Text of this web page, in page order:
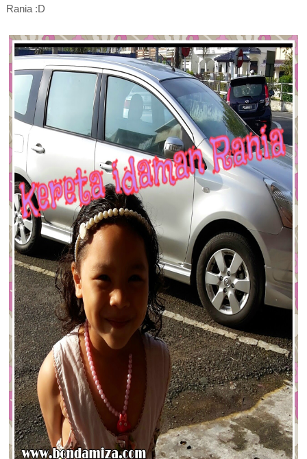
Rania :D